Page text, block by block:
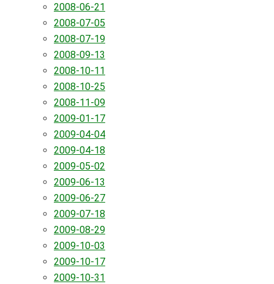
2008-06-21
2008-07-05
2008-07-19
2008-09-13
2008-10-11
2008-10-25
2008-11-09
2009-01-17
2009-04-04
2009-04-18
2009-05-02
2009-06-13
2009-06-27
2009-07-18
2009-08-29
2009-10-03
2009-10-17
2009-10-31